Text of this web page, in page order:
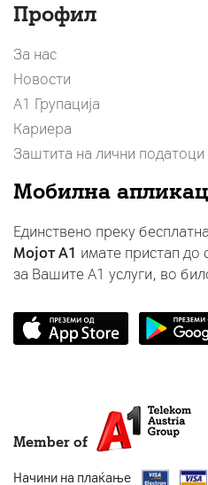
Профил
За нас
Новости
А1 Групација
Кариера
Заштита на лични податоци
Мобилна
Единствено преку
Мојот A1 имате пристап
за Вашите A1 услуги, во
Member of
Начини на плаќање